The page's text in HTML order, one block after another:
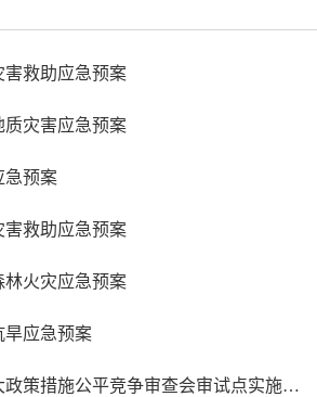
救助应急预案
质灾害应急预案
急预案
害救助应急预案
林火灾应急预案
旱应急预案
图文解读：《临沂高新区重大政策措施公平竞争审查会审试点实施方案的通知》